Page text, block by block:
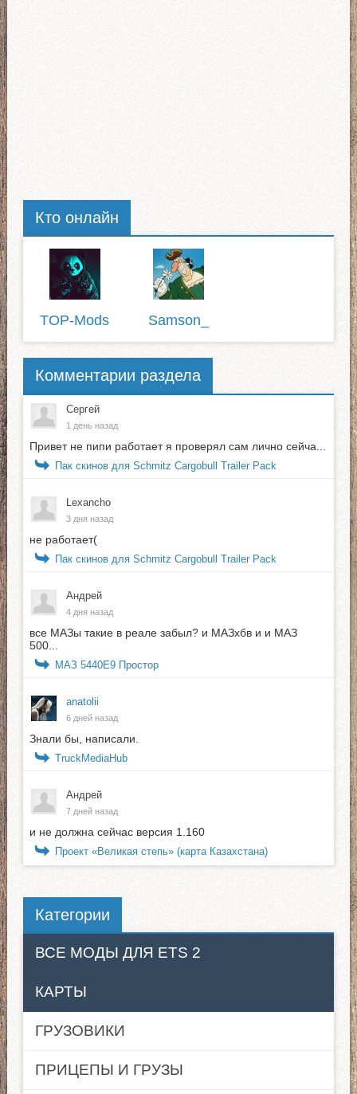
Кто онлайн
TOP-Mods Samson_
Комментарии раздела
Сергей
1 день назад
Привет не пипи работает я проверял сам лично сейча...
Пак скинов для Schmitz Cargobull Trailer Pack
Lexancho
3 дня назад
не работает(
Пак скинов для Schmitz Cargobull Trailer Pack
Андрей
4 дня назад
все МАЗы такие в реале забыл? и МАЗхбв и и МАЗ
500...
МАЗ 5440E9 Простор
anatolii
6 дней назад
Знали бы, написали.
TruckMediaHub
Андрей
7 дней назад
и не должна сейчас версия 1.160
Проект «Великая степь» (карта Казахстана)
Категории
ВСЕ МОДЫ ДЛЯ ETS 2
КАРТЫ
ГРУЗОВИКИ
ПРИЦЕПЫ И ГРУЗЫ